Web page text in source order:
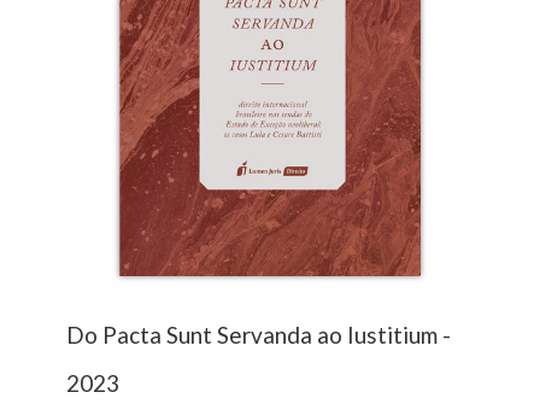
Do Pacta Sunt Servanda ao Iustitium -
2023